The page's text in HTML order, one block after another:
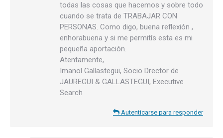
todas las cosas que hacemos y sobre todo
cuando se trata de TRABAJAR CON
PERSONAS. Como digo, buena reflexión ,
enhorabuena y si me permitís esta es mi
pequeña aportación.
Atentamente,
Imanol Gallastegui, Socio Drector de
JAUREGUI & GALLASTEGUI, Executive
Search
Autenticarse para responder